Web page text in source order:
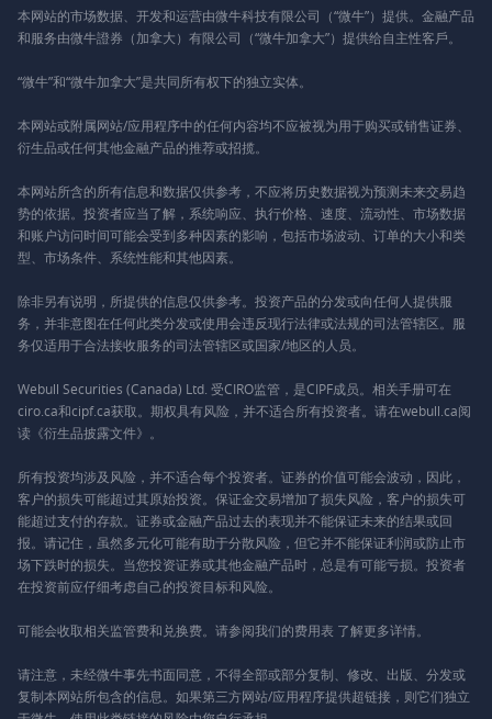
本网站的市场数据、开发和运营由微牛科技有限公司（“微牛”）提供。金融产品
和服务由微牛證券（加拿大）有限公司（“微牛加拿大”）提供给自主性客戶。
“微牛”和“微牛加拿大”是共同所有权下的独立实体。
本网站或附属网站/应用程序中的任何内容均不应被视为用于购买或销售证券、
衍生品或任何其他金融产品的推荐或招揽。
本网站所含的所有信息和数据仅供参考，不应将历史数据视为预测未来交易趋
势的依据。投资者应当了解，系统响应、执行价格、速度、流动性、市场数据
和账户访问时间可能会受到多种因素的影响，包括市场波动、订单的大小和类
型、市场条件、系统性能和其他因素。
除非另有说明，所提供的信息仅供参考。投资产品的分发或向任何人提供服
务，并非意图在任何此类分发或使用会违反现行法律或法规的司法管辖区。服
务仅适用于合法接收服务的司法管辖区或国家/地区的人员。
Webull Securities (Canada) Ltd. 受CIRO监管，是CIPF成员。相关手册可在
ciro.ca和cipf.ca获取。期权具有风险，并不适合所有投资者。请在webull.ca阅
读《衍生品披露文件》。
所有投资均涉及风险，并不适合每个投资者。证券的价值可能会波动，因此，
客户的损失可能超过其原始投资。保证金交易增加了损失风险，客户的损失可
能超过支付的存款。证券或金融产品过去的表现并不能保证未来的结果或回
报。请记住，虽然多元化可能有助于分散风险，但它并不能保证利润或防止市
场下跌时的损失。当您投资证券或其他金融产品时，总是有可能亏损。投资者
在投资前应仔细考虑自己的投资目标和风险。
可能会收取相关监管费和兑换费。请参阅我们的费用表 了解更多详情。
请注意，未经微牛事先书面同意，不得全部或部分复制、修改、出版、分发或
复制本网站所包含的信息。如果第三方网站/应用程序提供超链接，则它们独立